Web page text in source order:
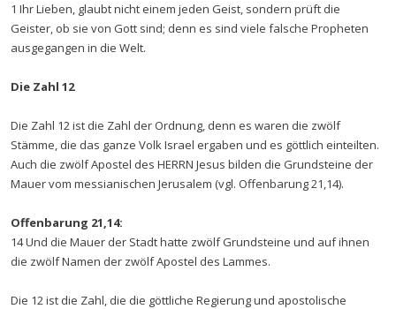
1 Ihr Lieben, glaubt nicht einem jeden Geist, sondern prüft die
Geister, ob sie von Gott sind; denn es sind viele falsche Propheten
ausgegangen in die Welt.
Die Zahl 12
Die Zahl 12 ist die Zahl der Ordnung, denn es waren die zwölf
Stämme, die das ganze Volk Israel ergaben und es göttlich einteilten.
Auch die zwölf Apostel des HERRN Jesus bilden die Grundsteine der
Mauer vom messianischen Jerusalem (vgl. Offenbarung 21,14).
Offenbarung 21,14:
14 Und die Mauer der Stadt hatte zwölf Grundsteine und auf ihnen
die zwölf Namen der zwölf Apostel des Lammes.
Die 12 ist die Zahl, die die göttliche Regierung und apostolische